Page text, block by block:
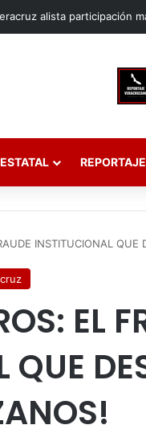
ESTATAL
INSTITUCIONAL
EL
QUE